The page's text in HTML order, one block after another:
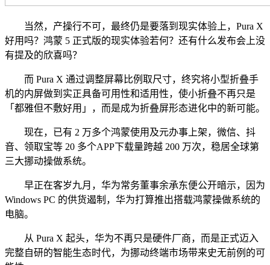
当然，产操行不可，最终仍是要落到现实体验上，Pura X
好用吗？鸿蒙 5 正式版的现实体验若何？还有什么发布会上没
有提及的欣喜吗？
而 Pura X 通过调整屏幕比例取尺寸，终究将小型折叠手
机的内屏做到实正具备可用性和适用性，使小折叠不再只是
「都雅但不敷好用」，而是成为折叠屏形态进化中的新可能。
现在，已有 2 万多个鸿蒙使用及元办事上架，微信、抖
音、领取宝等 20 多个APP下载量跨越 200 万次，稳居全球第
三大挪动操做系统。
早正在客岁九月，华为常务董事余承东便公开暗示，因为
Windows PC 的供货遏制，华为打算推出搭载鸿蒙操做系统的
电脑。
从 Pura X 起头，华为不再只是硬件厂商，而是正式迈入
完整自研的智能生态时代，为挪动终端市场带来史无前例的可